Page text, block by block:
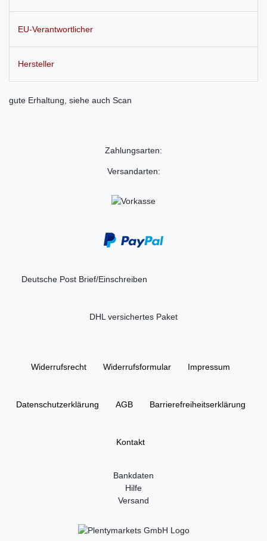
EU-Verantwortlicher
Hersteller
gute Erhaltung, siehe auch Scan
Zahlungsarten:
Versandarten:
Deutsche Post Brief/Einschreiben
DHL versichertes Paket
Widerrufs­recht Widerrufs­formular Impressum
Daten­schutz­erklärung AGB Barrierefreiheitserklärung
Kontakt
Bankdaten
Hilfe
Versand